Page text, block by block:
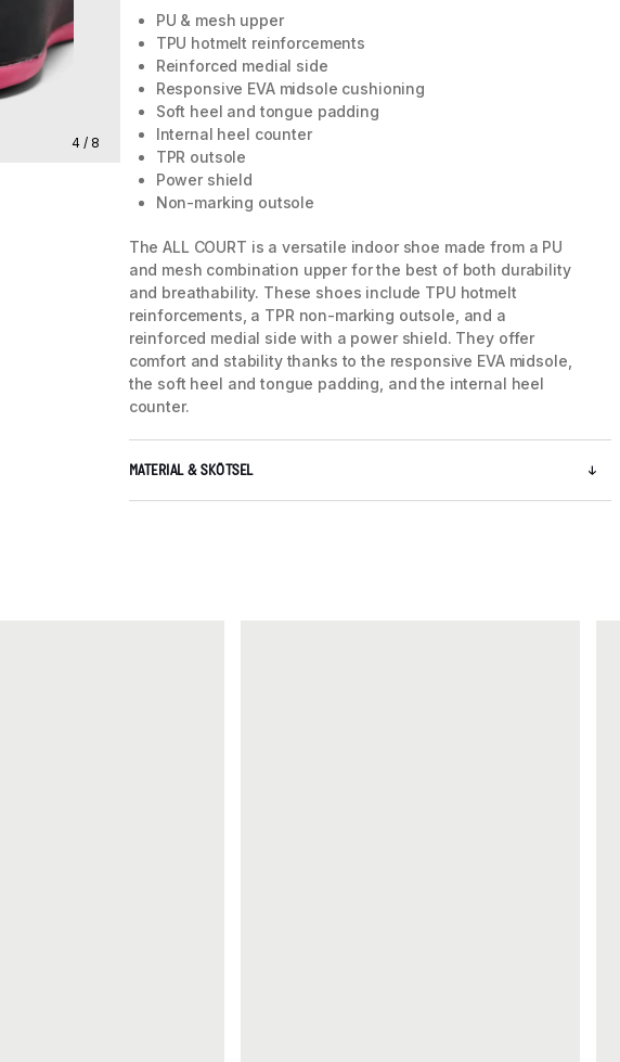
4 / 8
PU & mesh upper
TPU hotmelt reinforcements
Reinforced medial side
Responsive EVA midsole cushioning
Soft heel and tongue padding
Internal heel counter
TPR outsole
Power shield
Non-marking outsole
The ALL COURT is a versatile indoor shoe made from a PU
and mesh combination upper for the best of both durability
and breathability. These shoes include TPU hotmelt
reinforcements, a TPR non-marking outsole, and a
reinforced medial side with a power shield. They offer
comfort and stability thanks to the responsive EVA midsole,
the soft heel and tongue padding, and the internal heel
counter.
MATERIAL & SKÖTSEL